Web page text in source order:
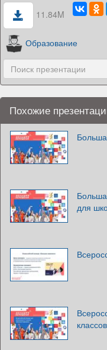
11.84M
Образование
Похожие
для